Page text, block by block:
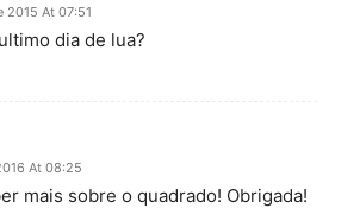
2015 At 07:51
dia de lua?
At 08:25
mais sobre o quadrado! Obrigada!